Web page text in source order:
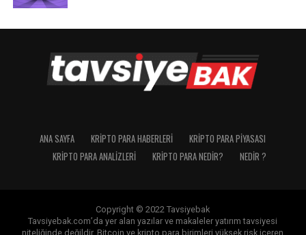
ANA SAYFA KRIPTO PARA HABERLERI
KRIPTO PARA PIYASASI
KRIPTO PARA ANALIZLERI
KRIPTO PARA NEDIR? NEDIR ?
Copyright © 2022 Tavsiyebak
Tavsiyebak.com’da yer alan yazılar ve makaleler yatırım tavsiyesi
niteliğinde değildir. Bitcoin ve kripto para birimleri yüksek risk içeren